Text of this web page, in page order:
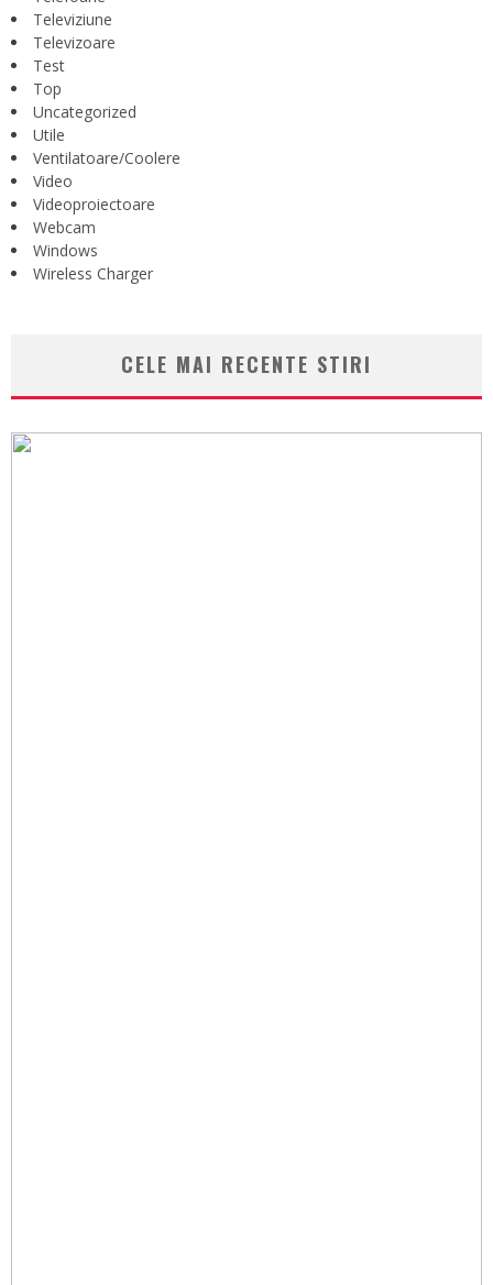
Televiziune
Televizoare
Test
Top
Uncategorized
Utile
Ventilatoare/Coolere
Video
Videoproiectoare
Webcam
Windows
Wireless Charger
CELE MAI RECENTE STIRI